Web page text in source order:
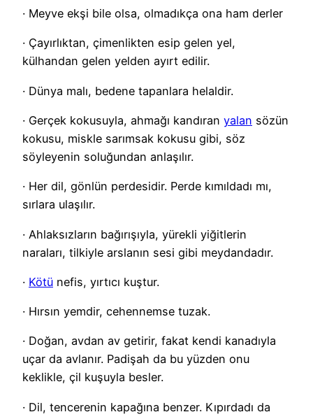
· Meyve ekşi bile olsa, olmadıkça ona ham derler
· Çayırlıktan, çimenlikten esip gelen yel,
külhandan gelen yelden ayırt edilir.
· Dünya malı, bedene tapanlara helaldir.
· Gerçek kokusuyla, ahmağı kandıran yalan sözün
kokusu, miskle sarımsak kokusu gibi, söz
söyleyenin soluğundan anlaşılır.
· Her dil, gönlün perdesidir. Perde kımıldadı mı,
sırlara ulaşılır.
· Ahlaksızların bağırışıyla, yürekli yiğitlerin
naraları, tilkiyle arslanın sesi gibi meydandadır.
· Kötü nefis, yırtıcı kuştur.
· Hırsın yemdir, cehennemse tuzak.
· Doğan, avdan av getirir, fakat kendi kanadıyla
uçar da avlanır. Padişah da bu yüzden onu
keklikle, çil kuşuyla besler.
· Dil, tencerenin kapağına benzer. Kıpırdadı da